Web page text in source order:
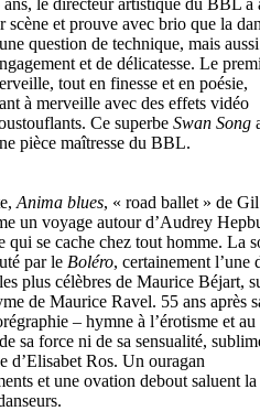
le directeur artistique du BBL a
scène et prouve avec brio que la
question de technique, mais aussi
et de délicatesse. Le
tout en finesse et en poésie,
à merveille avec des effets vidéo
Ce superbe Swan Song
pièce maîtresse du BBL.
Anima blues, « road ballet » de
un voyage autour d’Audrey
qui se cache chez tout homme. La
par le Boléro, certainement l’une
plus célèbres de Maurice Béjart,
de Maurice Ravel. 55 ans après
– hymne à l’érotisme et au
sa force ni de sa sensualité,
d’Elisabet Ros. Un ouragan
et une ovation debout saluent la